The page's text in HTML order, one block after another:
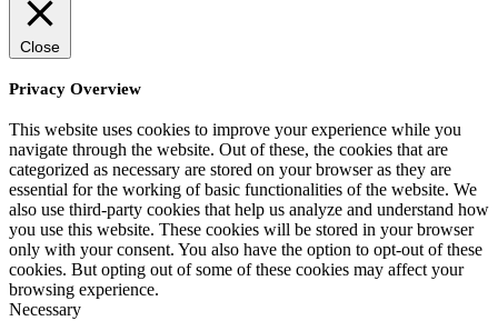
Close
Privacy Overview
This website uses cookies to improve your experience while you
navigate through the website. Out of these, the cookies that are
categorized as necessary are stored on your browser as they are
essential for the working of basic functionalities of the website. We
also use third-party cookies that help us analyze and understand how
you use this website. These cookies will be stored in your browser
only with your consent. You also have the option to opt-out of these
cookies. But opting out of some of these cookies may affect your
browsing experience.
Necessary